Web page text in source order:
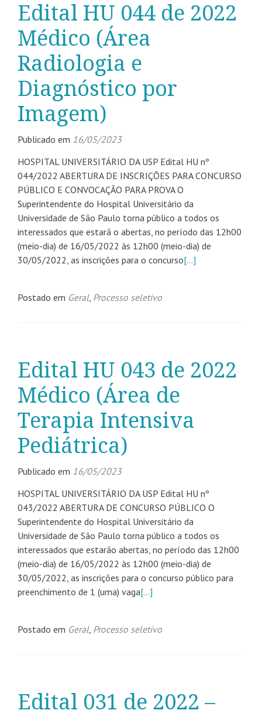
Edital HU 044 de 2022
Médico (Área
Radiologia e
Diagnóstico por
Imagem)
Publicado em 16/05/2023
HOSPITAL UNIVERSITÁRIO DA USP Edital HU nº
044/2022 ABERTURA DE INSCRIÇÕES PARA CONCURSO
PÚBLICO E CONVOCAÇÃO PARA PROVA O
Superintendente do Hospital Universitário da
Universidade de São Paulo torna público a todos os
interessados que estarã o abertas, no período das 12h00
(meio-dia) de 16/05/2022 às 12h00 (meio-dia) de
30/05/2022, as inscrições para o concurso[…]
Postado em Geral, Processo seletivo
Edital HU 043 de 2022
Médico (Área de
Terapia Intensiva
Pediátrica)
Publicado em 16/05/2023
HOSPITAL UNIVERSITÁRIO DA USP Edital HU nº
043/2022 ABERTURA DE CONCURSO PÚBLICO O
Superintendente do Hospital Universitário da
Universidade de São Paulo torna público a todos os
interessados que estarão abertas, no período das 12h00
(meio-dia) de 16/05/2022 às 12h00 (meio-dia) de
30/05/2022, as inscrições para o concurso público para
preenchimento de 1 (uma) vaga[…]
Postado em Geral, Processo seletivo
Edital 031 de 2022 –